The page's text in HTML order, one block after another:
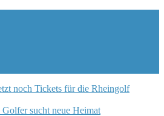
noch Tickets für die Rheingolf
Golfer sucht neue Heimat